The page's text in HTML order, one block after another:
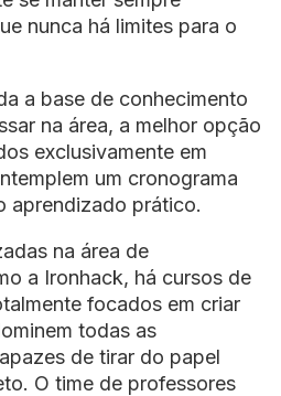
nunca há limites para o
a base de conhecimento
na área, a melhor opção
exclusivamente em
um cronograma
aprendizado prático.
na área de
a Ironhack, há cursos de
focados em criar
todas as
de tirar do papel
O time de professores